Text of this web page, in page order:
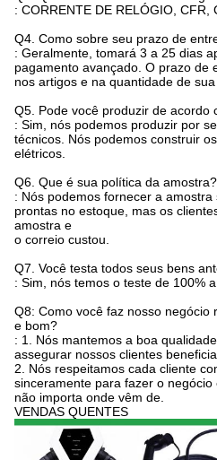
: CORRENTE DE RELÓGIO, CFR,
Q4. Como sobre seu prazo de
: Geralmente, tomará 3 a 25 dias
pagamento avançado. O prazo de
nos artigos e na quantidade de sua
Q5. Pode você produzir de acordo
: Sim, nós podemos produzir por
técnicos. Nós podemos construir
elétricos.
Q6. Que é sua política da amostra?
: Nós podemos fornecer a
prontas no estoque, mas os
amostra e
o correio custou.
Q7. Você testa todos seus bens
: Sim, nós temos o teste de 100%
Q8: Como você faz nosso negócio
e bom?
: 1. Nós mantemos a boa
assegurar nossos clientes
2. Nós respeitamos cada cliente
sinceramente para fazer o negócio
não importa onde vêm de.
VENDAS QUENTES